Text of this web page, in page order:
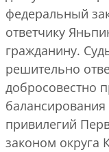
федеральный
ответчику
гражданину.
решительно
добросовестно
привилегий
законом округа